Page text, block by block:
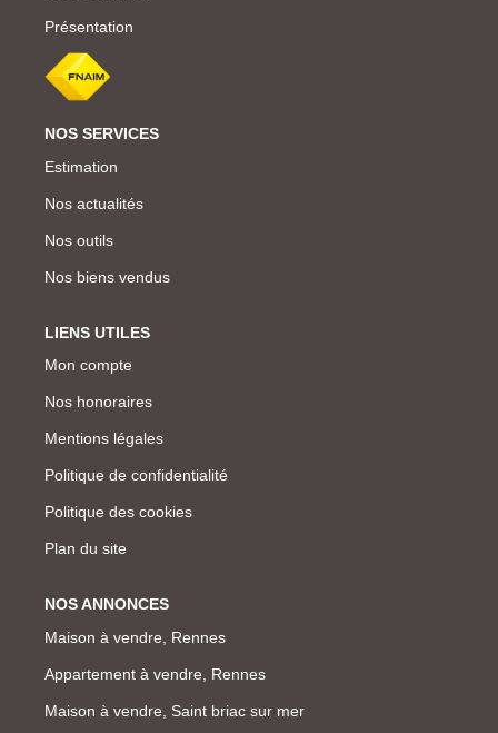
Présentation
NOS SERVICES
Estimation
Nos actualités
Nos outils
Nos biens vendus
LIENS UTILES
Mon compte
Nos honoraires
Mentions légales
Politique de confidentialité
Politique des cookies
Plan du site
NOS ANNONCES
Maison à vendre, Rennes
Appartement à vendre, Rennes
Maison à vendre, Saint briac sur mer